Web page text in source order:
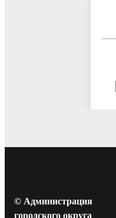
© Администрация
городского округа